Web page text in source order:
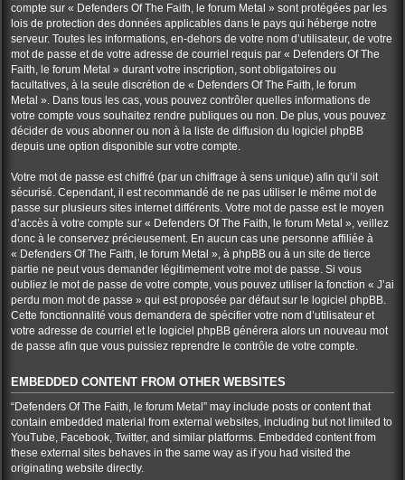
compte sur « Defenders Of The Faith, le forum Metal » sont protégées par les
lois de protection des données applicables dans le pays qui héberge notre
serveur. Toutes les informations, en-dehors de votre nom d’utilisateur, de votre
mot de passe et de votre adresse de courriel requis par « Defenders Of The
Faith, le forum Metal » durant votre inscription, sont obligatoires ou
facultatives, à la seule discrétion de « Defenders Of The Faith, le forum
Metal ». Dans tous les cas, vous pouvez contrôler quelles informations de
votre compte vous souhaitez rendre publiques ou non. De plus, vous pouvez
décider de vous abonner ou non à la liste de diffusion du logiciel phpBB
depuis une option disponible sur votre compte.
Votre mot de passe est chiffré (par un chiffrage à sens unique) afin qu’il soit
sécurisé. Cependant, il est recommandé de ne pas utiliser le même mot de
passe sur plusieurs sites internet différents. Votre mot de passe est le moyen
d’accès à votre compte sur « Defenders Of The Faith, le forum Metal », veillez
donc à le conservez précieusement. En aucun cas une personne affiliée à
« Defenders Of The Faith, le forum Metal », à phpBB ou à un site de tierce
partie ne peut vous demander légitimement votre mot de passe. Si vous
oubliez le mot de passe de votre compte, vous pouvez utiliser la fonction « J’ai
perdu mon mot de passe » qui est proposée par défaut sur le logiciel phpBB.
Cette fonctionnalité vous demandera de spécifier votre nom d’utilisateur et
votre adresse de courriel et le logiciel phpBB générera alors un nouveau mot
de passe afin que vous puissiez reprendre le contrôle de votre compte.
EMBEDDED CONTENT FROM OTHER WEBSITES
“Defenders Of The Faith, le forum Metal” may include posts or content that
contain embedded material from external websites, including but not limited to
YouTube, Facebook, Twitter, and similar platforms. Embedded content from
these external sites behaves in the same way as if you had visited the
originating website directly.